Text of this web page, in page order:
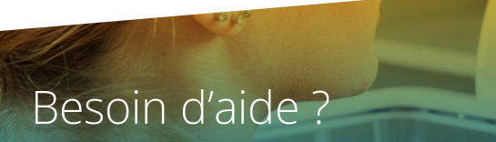
Besoin d’aide ?